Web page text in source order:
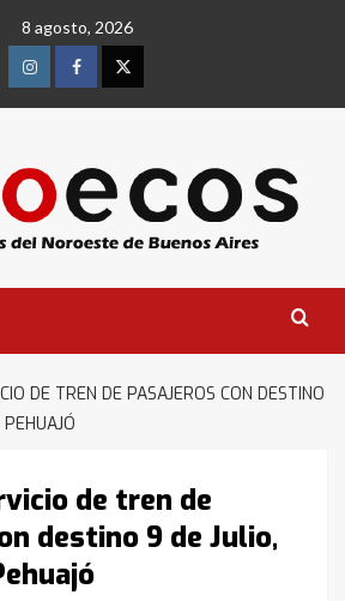
8 agosto, 2026
InstagramFacebookTwitter
DE TREN DE PASAJEROS CON DESTINO
de tren de
destino 9 de Julio,